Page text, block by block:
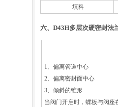
填料
六、D43H多层次硬密封法
1、偏离管道中心
2、偏离密封面中心
3、倾斜的锥形
当阀门开启时，蝶板与阀座